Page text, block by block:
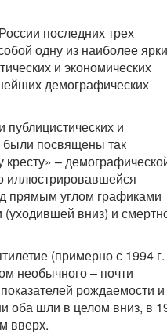
последних трех
одну из наиболее
и экономических
демографических
публицистических и
были посвящены так
–
иллюстрировавшейся
прямым углом графиками
вниз) и
(примерно с 1994
необычного – почти
рождаемости и
оба шли в целом вниз, в
вверх.